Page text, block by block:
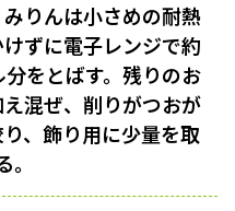
りんは小さめの耐熱
ずに電子レンジで約
をとばす。残りのお
混ぜ、削りがつおが
、飾り用に少量を取